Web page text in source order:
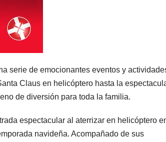
serie de emocionantes eventos y
Claus en helicóptero hasta la
de diversión para toda la familia.
espectacular al aterrizar en helicóptero
navideña. Acompañado de sus